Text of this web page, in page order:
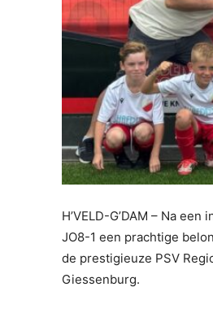
H’VELD-G’DAM – Na
JO8-1 een prachtige
de prestigieuze PSV
Giessenburg.